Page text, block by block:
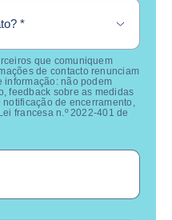
*required
que comuniquem
de contacto renunciam
informação: não podem
feedback sobre as medidas
de encerramento,
francesa n.º 2022-401 de